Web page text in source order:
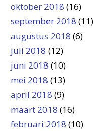
oktober 2018 (16)
september 2018 (11)
augustus 2018 (6)
juli 2018 (12)
juni 2018 (10)
mei 2018 (13)
april 2018 (9)
maart 2018 (16)
februari 2018 (10)